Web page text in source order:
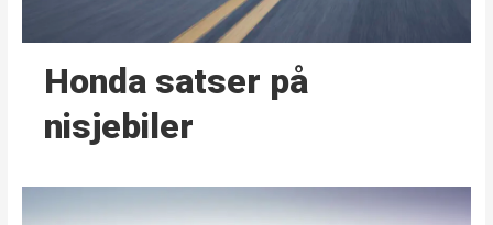
Honda satser på
nisjebiler